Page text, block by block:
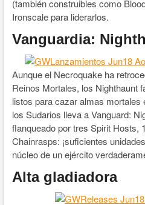
(también construibles como
Ironscale para liderarlos.
Vanguardia:
Aunque el Necroquake ha
Reinos Mortales, los Nighthaunt
listos para cazar almas mortales
los Sudarios lleva a Vanguard:
flanqueado por tres Spirit Hosts,
Chainrasps: ¡suficientes
núcleo de un ejército
Alta gladiadora